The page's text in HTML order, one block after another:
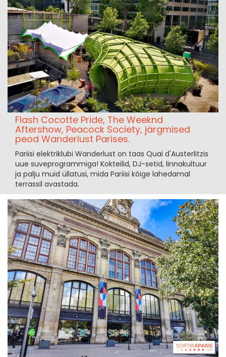
Flash Cocotte Pride, The Weeknd
Aftershow, Peacock Society, järgmised
peod Wanderlust Parises.
Pariisi elektriklubi Wanderlust on taas Quai d'Austerlitzis
uue suveprogrammiga! Kokteilid, DJ-setid, linnakultuur
ja palju muid üllatusi, mida Pariisi kõige lahedamal
terrassil avastada.